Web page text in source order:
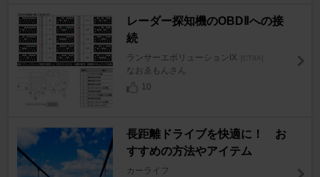
レーダー探知機のOBDⅡへの接
続
ランサーエボリューションIX [CT9A]
なおゑもんさん
10
長距離ドライブを快適に！ お
すすめの方法やアイテム
カーライフ